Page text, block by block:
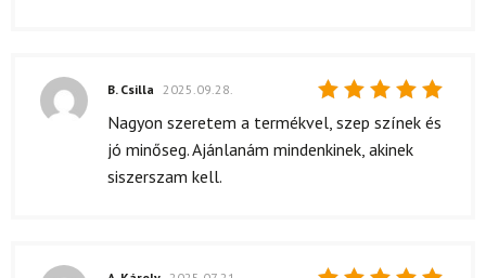
Értékelés:
5 / 5
B. Csilla 2025.09.28.
Nagyon szeretem a termékvel, szep színek és
jó minőseg. Ajánlanám mindenkinek, akinek
siszerszam kell.